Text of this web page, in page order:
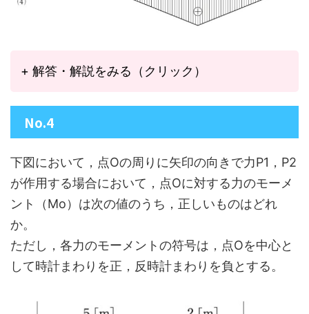
+ 解答・解説をみる（クリック）
No.4
下図において，点Oの周りに矢印の向きで力P1，P2
が作用する場合において，点Oに対する力のモーメ
ント（Mo）は次の値のうち，正しいものはどれ
か。
ただし，各力のモーメントの符号は，点Oを中心と
して時計まわりを正，反時計まわりを負とする。